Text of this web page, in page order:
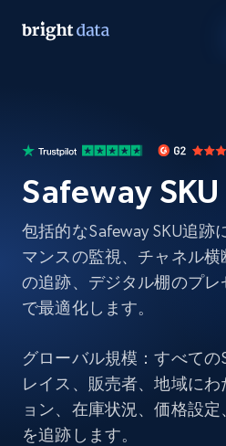
Safeway
包括的なSafeway SKU追跡
マンスの監視、チャネル
の追跡、デジタル棚のプ
で最適化します。
グローバル規模：すべて
レイス、販売者、地域にわ
ョン、在庫状況、価格設
を追跡します。